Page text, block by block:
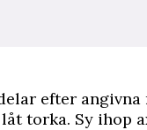
efter
torka. Sy ihop